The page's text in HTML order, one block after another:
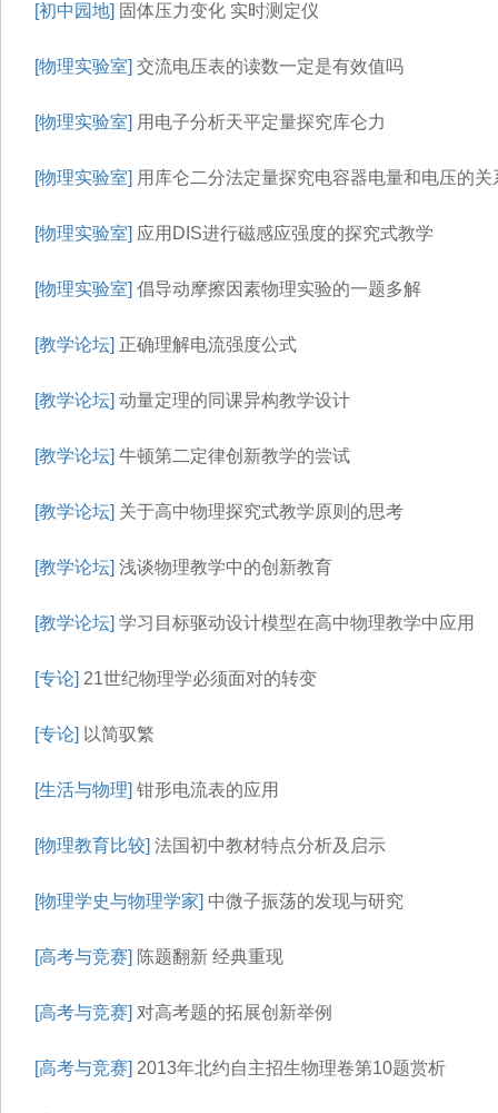
[初中园地] 固体压力变化 实时测定仪
[物理实验室] 交流电压表的读数一定是有效值吗
[物理实验室] 用电子分析天平定量探究库仑力
[物理实验室] 用库仑二分法定量探究电容器电量和电压的关
[物理实验室] 应用DIS进行磁感应强度的探究式教学
[物理实验室] 倡导动摩擦因素物理实验的一题多解
[教学论坛] 正确理解电流强度公式
[教学论坛] 动量定理的同课异构教学设计
[教学论坛] 牛顿第二定律创新教学的尝试
[教学论坛] 关于高中物理探究式教学原则的思考
[教学论坛] 浅谈物理教学中的创新教育
[教学论坛] 学习目标驱动设计模型在高中物理教学中应用
[专论] 21世纪物理学必须面对的转变
[专论] 以简驭繁
[生活与物理] 钳形电流表的应用
[物理教育比较] 法国初中教材特点分析及启示
[物理学史与物理学家] 中微子振荡的发现与研究
[高考与竞赛] 陈题翻新 经典重现
[高考与竞赛] 对高考题的拓展创新举例
[高考与竞赛] 2013年北约自主招生物理卷第10题赏析